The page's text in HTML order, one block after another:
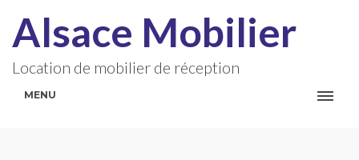
Alsace Mobilier
Location de mobilier de réception
MENU